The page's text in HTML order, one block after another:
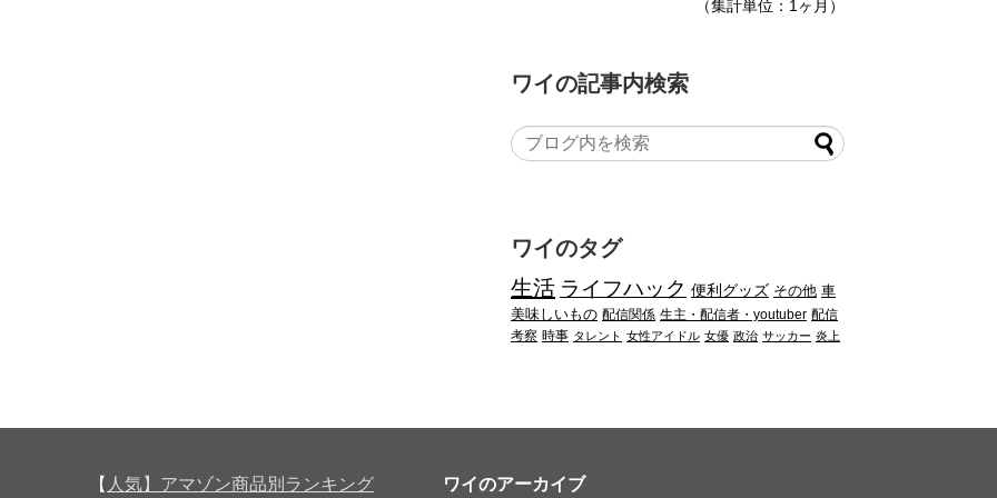
（集計単位：1ヶ月）
ワイの記事内検索
ワイのタグ
生活 ライフハック 便利グッズ その他 車
美味しいもの 配信関係 生主・配信者・youtuber 配信
考察 時事 タレント 女性アイドル 女優 政治 サッカー 炎上
【 人気】アマゾン商品別ランキング ワイのアーカイブ